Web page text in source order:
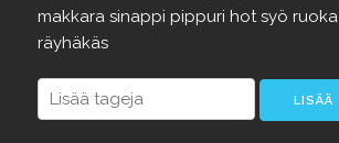
makkara sinappi pippuri hotsyö ruoka
räyhäkäs